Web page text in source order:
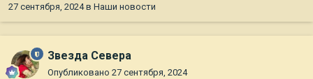
27 сентября, 2024в Наши новости
Звезда Севера
Опубликовано 27 сентября, 2024